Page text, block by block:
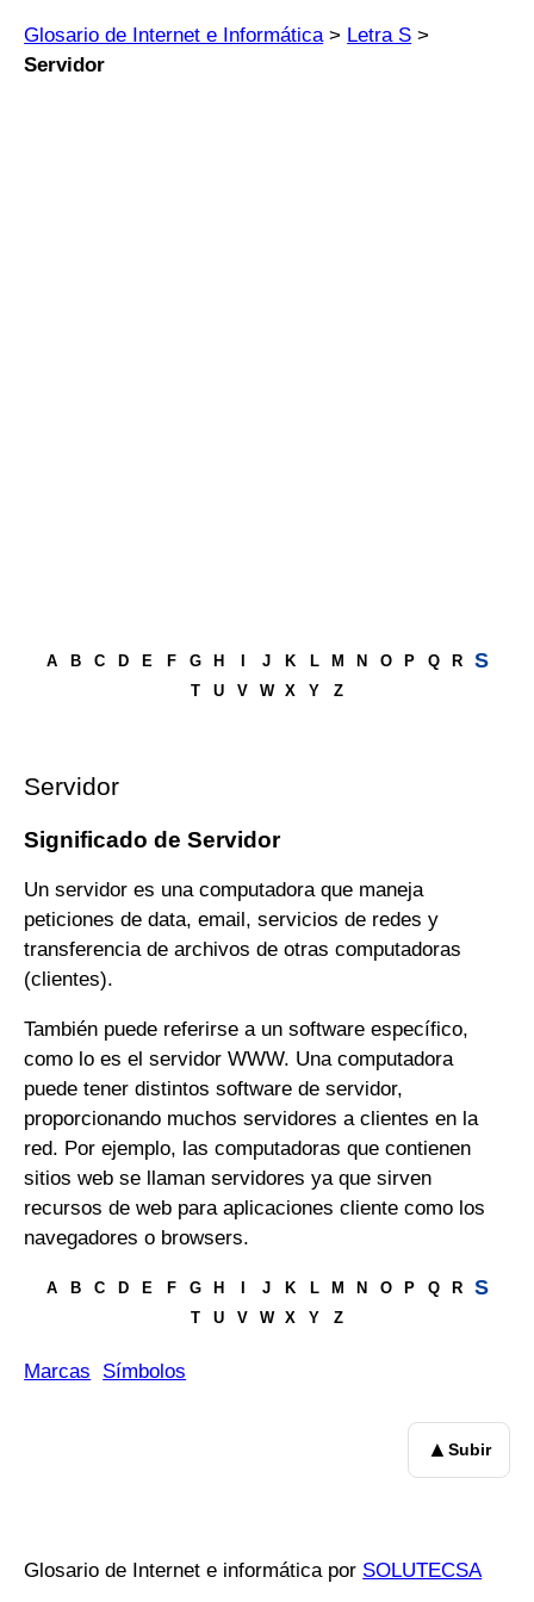
Glosario de Internet e Informática> Letra S >
Servidor
A B C D E F G H J K L M N O P Q R S
T U V W X Y Z
Servidor
Significado de Servidor
Un servidor es una computadora que maneja
peticiones de data, email, servicios de redes y
transferencia de archivos de otras computadoras
(clientes).
También puede referirse a un software específico,
como lo es el servidor WWW. Una computadora
puede tener distintos software de servidor,
proporcionando muchos servidores a clientes en la
red. Por ejemplo, las computadoras que contienen
sitios web se llaman servidores ya que sirven
recursos de web para aplicaciones cliente como los
navegadores o browsers.
A B C D E F G H J K L M N O P Q R S
T U V W X Y Z
Marcas Símbolos
▲ Subir
Glosario de Internet e informática por SOLUTECSA